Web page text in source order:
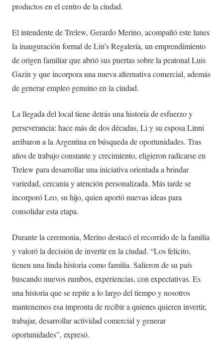
productos en el centro de la ciudad.
El intendente de Trelew, Gerardo Merino, acompañó este lunes
la inauguración formal de Lin’s Regalería, un emprendimiento
de origen familiar que abrió sus puertas sobre la peatonal Luis
Gazín y que incorpora una nueva alternativa comercial, además
de generar empleo genuino en la ciudad.
La llegada del local tiene detrás una historia de esfuerzo y
perseverancia: hace más de dos décadas, Li y su esposa Linni
arribaron a la Argentina en búsqueda de oportunidades. Tras
años de trabajo constante y crecimiento, eligieron radicarse en
Trelew para desarrollar una iniciativa orientada a brindar
variedad, cercanía y atención personalizada. Más tarde se
incorporó Leo, su hijo, quien aportó nuevas ideas para
consolidar esta etapa.
Durante la ceremonia, Merino destacó el recorrido de la familia
y valoró la decisión de invertir en la ciudad. “Los felicito,
tienen una linda historia como familia. Salieron de su país
buscando nuevos rumbos, experiencias, con expectativas. Es
una historia que se repite a lo largo del tiempo y nosotros
mantenemos esa impronta de recibir a quienes quieren invertir,
trabajar, desarrollar actividad comercial y generar
oportunidades”, expresó.